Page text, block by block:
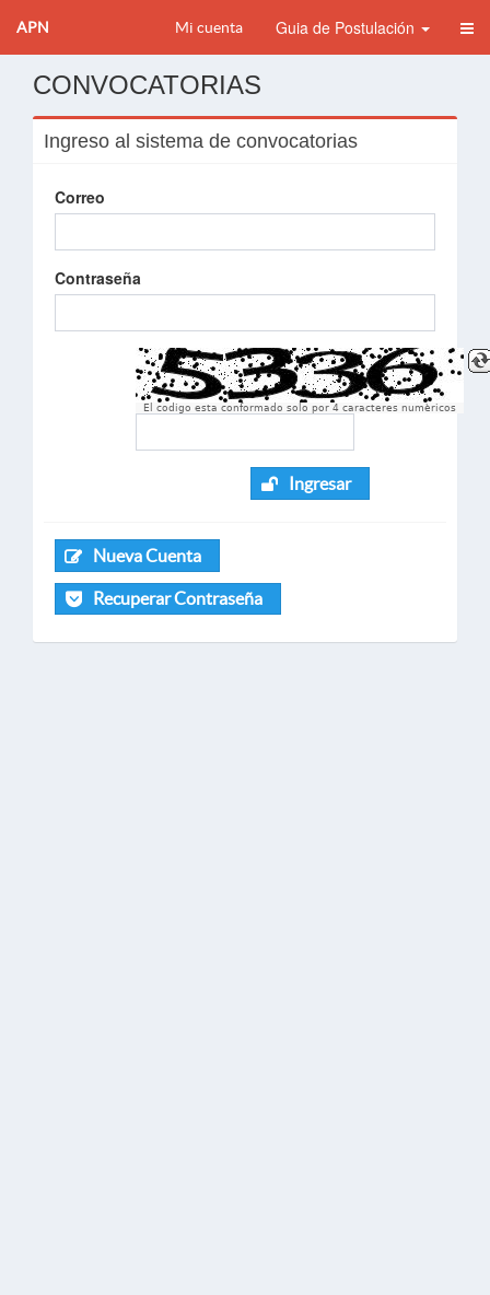
APN Mi cuenta Guia de Postulación
CONVOCATORIAS
Ingreso al sistema de convocatorias
Correo
Contraseña
El codigo esta conformado solo por 4 caracteres numèricos
Ingresar
Nueva Cuenta
Recuperar Contraseña